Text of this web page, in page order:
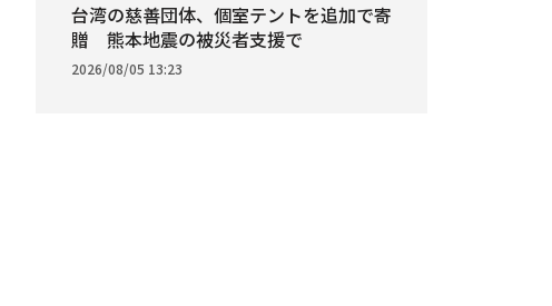
台湾の慈善団体、個室テントを追加で寄
贈 熊本地震の被災者支援で
2026/08/05 13:23